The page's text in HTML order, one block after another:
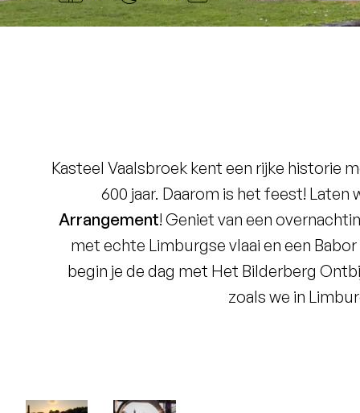
Gratis annuleren tot 24 uur voor
Geen reserveringskosten
Kasteel Vaalsbroek kent een rijke historie
600 jaar. Daarom is het feest!
Arrangement! Geniet van een
met echte Limburgse vlaai en een
begin je de dag met Het Bilderberg
zoals we in